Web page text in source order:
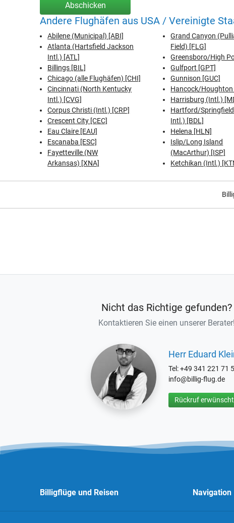
Abschicken
Andere Flughäfen aus USA / Vereinigte
Abilene (Municipal) [ABI]
Atlanta (Hartsfield Jackson
Intl.) [ATL]
Billings [BIL]
Chicago (alle Flughäfen) [CHI]
Cincinnati (North Kentucky
Intl.) [CVG]
Corpus Christi (Intl.) [CRP]
Crescent City [CEC]
Eau Claire [EAU]
Escanaba [ESC]
Fayetteville (NW
Arkansas) [XNA]
Grand Canyon
Field) [FLG]
Greensboro/High
Gulfport [GPT]
Gunnison [GUC]
Hancock/Houghton
Harrisburg (Intl.)
Hartford/
Intl.) [BDL]
Helena [HLN]
Islip/Long Island
(MacArthur) [ISP]
Ketchikan (Intl.)
Nicht das Richtige gefunden?
Kontaktieren Sie einen unserer Berater!
Herr Eduard
Tel: +49 341 221 71
info@billig-flug.de
Rückruf
Billigflüge und Reisen Navigation